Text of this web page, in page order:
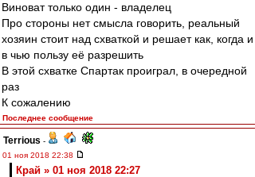
Виноват только один - владелец
Про стороны нет смысла говорить, реальный
хозяин стоит над схваткой и решает как, когда и
в чью пользу её разрешить
В этой схватке Спартак проиграл, в очередной
раз
К сожалению
Последнее сообщение
Terrious -
01 ноя 2018 22:38
Край » 01 ноя 2018 22:27